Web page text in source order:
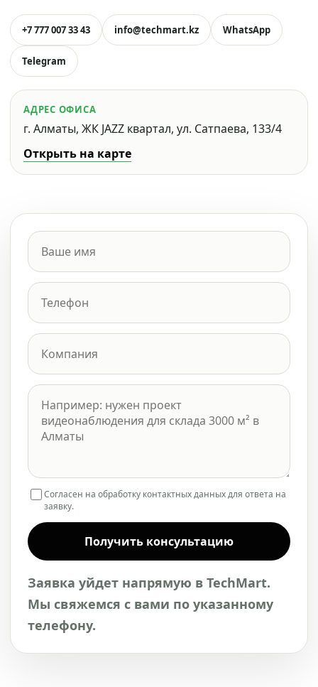
+7 777 007 33 43 info@techmart.kz WhatsApp
Telegram
АДРЕС ОФИСА
г. Алматы, ЖК JAZZ квартал, ул. Сатпаева, 133/4
Открыть на карте
Согласен на обработку контактных данных для ответа на
заявку.
Получить консультацию
Заявка уйдет напрямую в TechMart.
Мы свяжемся с вами по указанному
телефону.